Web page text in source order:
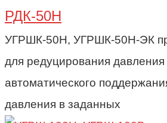
РДК-50Н
УГРШК-50Н, УГРШК-50Н-ЭК
для редуцирования давления
автоматического
давления в заданных